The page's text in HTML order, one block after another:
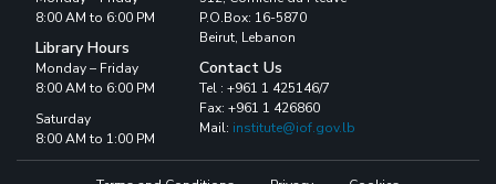
8:00 AM to 6:00 PM
Library Hours
Monday – Friday
8:00 AM to 6:00 PM
Saturday
8:00 AM to 1:00 PM
P.O.Box: 16-5870
Beirut, Lebanon
Contact Us
Tel : +961 1 425146/7
Fax: +961 1 426860
Mail: institute@iof.gov.lb